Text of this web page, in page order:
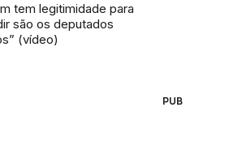
tem legitimidade para
são os deputados
(vídeo)
PUB